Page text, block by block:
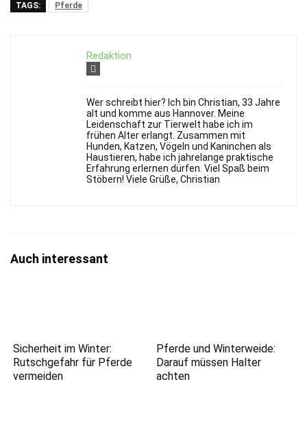
TAGS: Pferde
Redaktion
Wer schreibt hier? Ich bin Christian, 33 Jahre
alt und komme aus Hannover. Meine
Leidenschaft zur Tierwelt habe ich im
frühen Alter erlangt. Zusammen mit
Hunden, Katzen, Vögeln und Kaninchen als
Haustieren, habe ich jahrelange praktische
Erfahrung erlernen dürfen. Viel Spaß beim
Stöbern! Viele Grüße, Christian
Auch interessant
Sicherheit im Winter:
Rutschgefahr für Pferde
vermeiden
Pferde und Winterweide:
Darauf müssen Halter
achten